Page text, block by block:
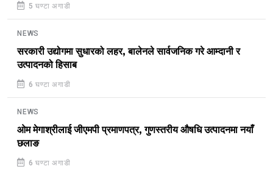
5 घण्टा अगाडी
NEWS
सरकारी उद्योगमा सुधारको लहर, बालेनले सार्वजनिक गरे आम्दानी र
उत्पादनको हिसाब
6 घण्टा अगाडी
NEWS
ओम मेगाश्रीलाई जीएमपी प्रमाणपत्र, गुणस्तरीय औषधि उत्पादनमा नयाँ
छलाङ
6 घण्टा अगाडी